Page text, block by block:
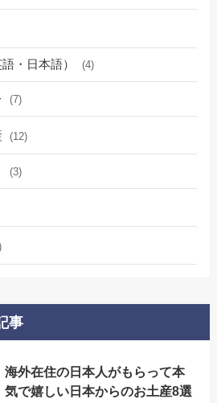
・日本語） (4)
(7)
(12)
(3)
事
海外在住の日本人がもらって本
気で嬉しい日本からのお土産8選